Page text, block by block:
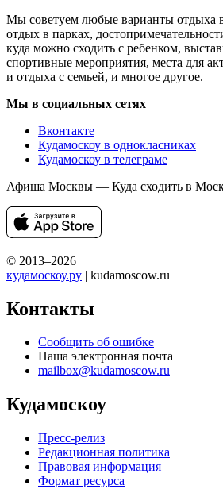
Мы советуем любые варианты отдыха
отдых в парках,
куда можно сходить с ребенком,
спортивные мероприятия, места для
и отдыха с семьей, и многое другое.
Мы в социальных сетях
Вконтакте
Кудамоскоу в однокласниках
Кудамоскоу в телеграме
Афиша Москвы — Куда сходить в
© 2013–2026
кудамоскоу.ру | kudamoscow.ru
Контакты
Сообщить об ошибке
Наша электронная почта
mailbox@kudamoscow.ru
Кудамоскоу
Пресс-релиз
Редакционная политика
Правовая информация
Формат ресурса